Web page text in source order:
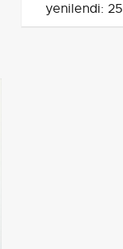
yenilendi:
tamamlandı